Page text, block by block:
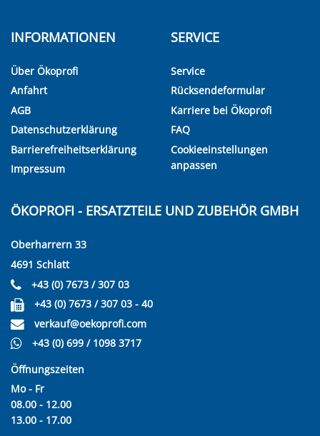
INFORMATIONEN
Über Ökoprofi
Anfahrt
AGB
Datenschutzerklärung
Barrierefreiheitserklärung
Impressum
SERVICE
Service
Rücksendeformular
Karriere bei Ökoprofi
FAQ
Cookieeinstellungen
anpassen
ÖKOPROFI - ERSATZTEILE UND ZUBEHÖR GMBH
Oberharrern 33
4691 Schlatt
+43 (0) 7673 / 307 03
+43 (0) 7673 / 307 03 - 40
verkauf@oekoprofi.com
+43 (0) 699 / 1098 3717
Öffnungszeiten
Mo - Fr
08.00 - 12.00
13.00 - 17.00